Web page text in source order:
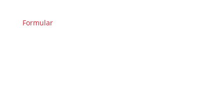
Formular